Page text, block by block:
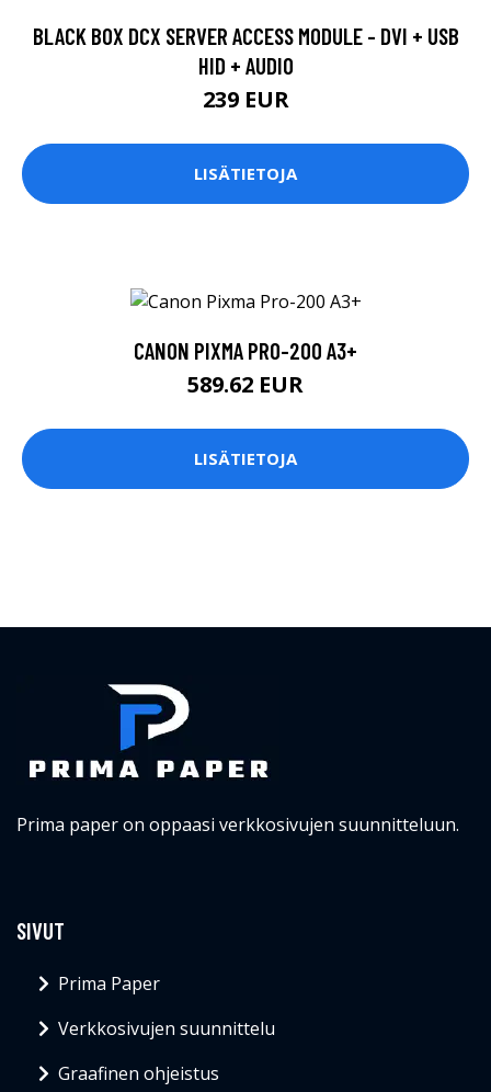
BLACK BOX DCX SERVER ACCESS MODULE - DVI + USB
HID + AUDIO
239 EUR
LISÄTIETOJA
CANON PIXMA PRO-200 A3+
589.62 EUR
LISÄTIETOJA
Prima paper on oppaasi verkkosivujen suunnitteluun.
SIVUT
Prima Paper
Verkkosivujen suunnittelu
Graafinen ohjeistus